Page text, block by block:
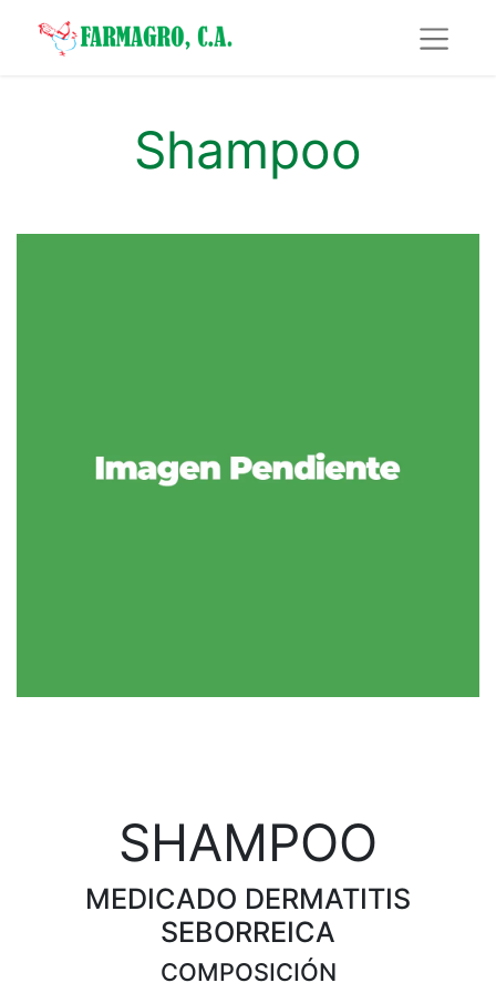
Shampoo
SHAMPOO​​​​​​​
MEDICADO DERMATITIS
SEBORREICA
COMPOSICIÓN